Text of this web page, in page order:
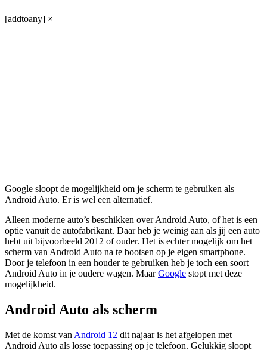
[addtoany] ×
Google sloopt de mogelijkheid om je scherm te gebruiken als
Android Auto. Er is wel een alternatief.
Alleen moderne auto’s beschikken over Android Auto, of het is een
optie vanuit de autofabrikant. Daar heb je weinig aan als jij een auto
hebt uit bijvoorbeeld 2012 of ouder. Het is echter mogelijk om het
scherm van Android Auto na te bootsen op je eigen smartphone.
Door je telefoon in een houder te gebruiken heb je toch een soort
Android Auto in je oudere wagen. MaarGoogle stopt met deze
mogelijkheid.
Android Auto als scherm
Met de komst van Android 12 dit najaar is het afgelopen met
Android Auto als losse toepassing op je telefoon. Gelukkig sloopt